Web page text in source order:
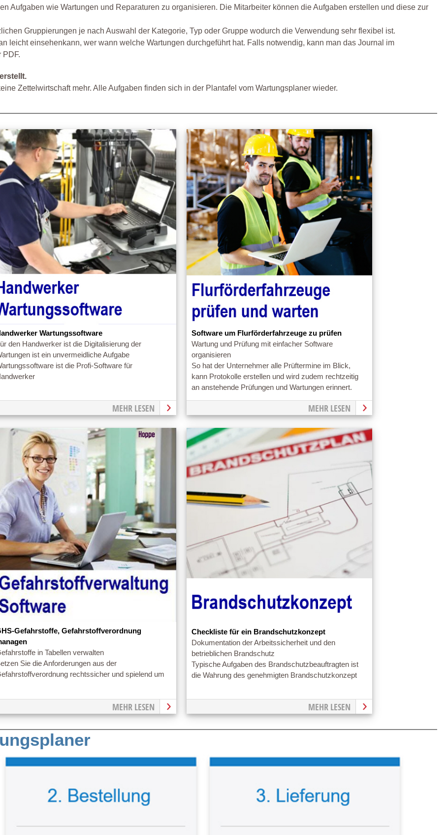
Aufgaben wie Wartungen und Reparaturen zu organisieren. Die Mitarbeiter können die Aufgaben erstellen und diese zur
Gruppierungen je nach Auswahl der Kategorie, Typ oder Gruppe wodurch die Verwendung sehr flexibel ist.
leicht einsehenkann, wer wann welche Wartungen durchgeführt hat. Falls notwendig, kann man das Journal im
PDF.
Zettelwirtschaft mehr. Alle Aufgaben finden sich in der Plantafel vom Wartungsplaner wieder.
Wartungssoftware
den Handwerker ist die Digitalisierung der
ist ein unvermeidliche Aufgabe
ist die Profi-Software für
MEHR LESEN
Software um Flurförderfahrzeuge zu prüfen
Wartung und Prüfung mit einfacher Software
organisieren
So hat der Unternehmer alle Prüftermine im Blick,
kann Protokolle erstellen und wird zudem rechtzeitig
an anstehende Prüfungen und Wartungen erinnert.
MEHR LESEN
Gefahrstoffe, Gefahrstoffverordnung
in Tabellen verwalten
Sie die Anforderungen aus der
rechtssicher und spielend um
MEHR LESEN
Checkliste für ein Brandschutzkonzept
Dokumentation der Arbeitssicherheit und den
betrieblichen Brandschutz
Typische Aufgaben des Brandschutzbeauftragten ist
die Wahrung des genehmigten Brandschutzkonzept
MEHR LESEN